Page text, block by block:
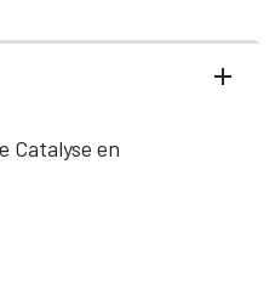
Catalyse en